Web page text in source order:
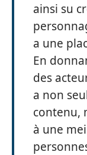
ainsi su
a une
En
des
a non
contenu,
à une